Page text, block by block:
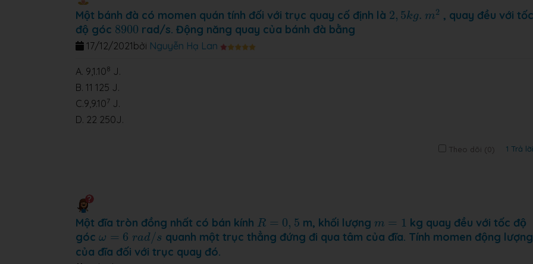
Một bánh đà có momen quán tính đối với trục quay cố định là 2, 5kg. m2
2 5 k 2 , quay đều với tốc
độ góc 8900
8900 rad/s. Động năng quay của bánh đà bằng
bởi Nguyễn Hạ Lan
17/12/2021
A. 9,1.108 J.
B. 11 125 J.
C.9,9.107 J.
D. 22 250J.
Theo dõi (0) 1 Trả lời
Một đĩa tròn đồng nhất có bán kính R = 0, 5
R= 5 m, khối lượng m = 1
m
kg quay đều với tốc độ
góc ω = 6 rad/s
ω= 6rad/s
quanh một trục thẳng đứng đi qua tâm của đĩa. Tính momen động lượng
của đĩa đối với trục quay đó.